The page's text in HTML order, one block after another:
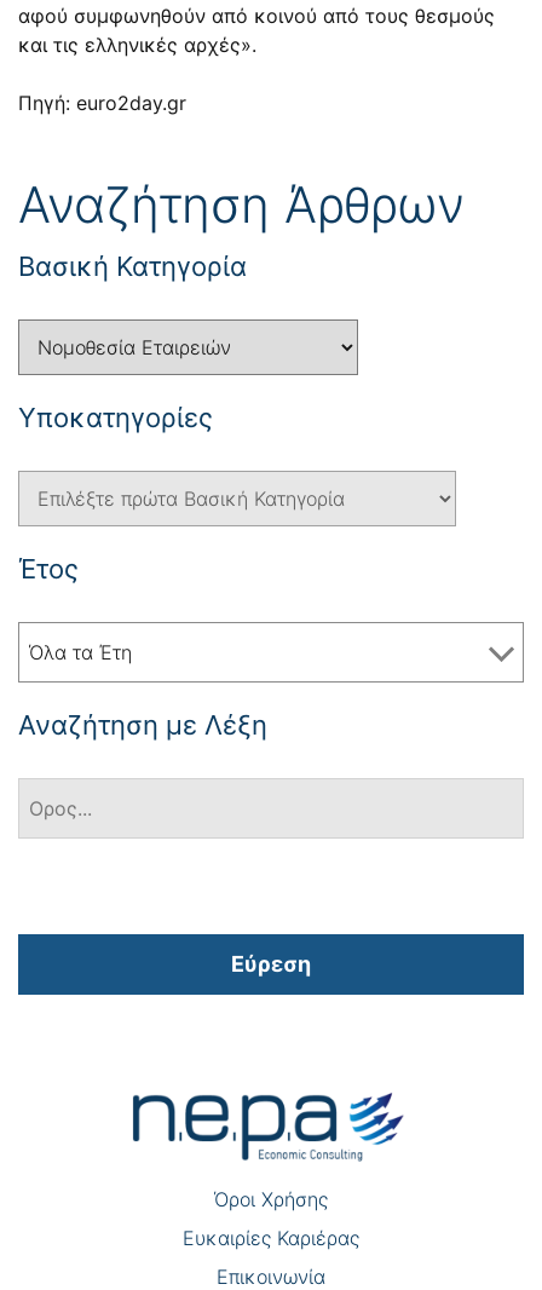
αφού συμφωνηθούν από κοινού από τους θεσμούς
και τις ελληνικές αρχές».
Πηγή: euro2day.gr
Αναζήτηση Άρθρων
Βασική Κατηγορία
Yποκατηγορίες
Έτος
Όλα τα Έτη
Αναζήτηση με Λέξη
Εύρεση
Όροι Χρήσης
Eυκαιρίες Καριέρας
Επικοινωνία